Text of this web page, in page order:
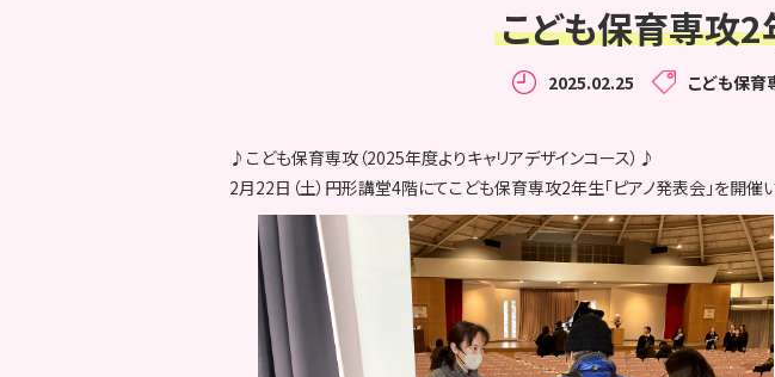
こども保育専攻
2025.02.25 こども保育
♪こども保育専攻（2025年度よりキャリアデザインコース）♪
2月22日（土）円形講堂4階にてこども保育専攻2年生「ピアノ発表会」を開催